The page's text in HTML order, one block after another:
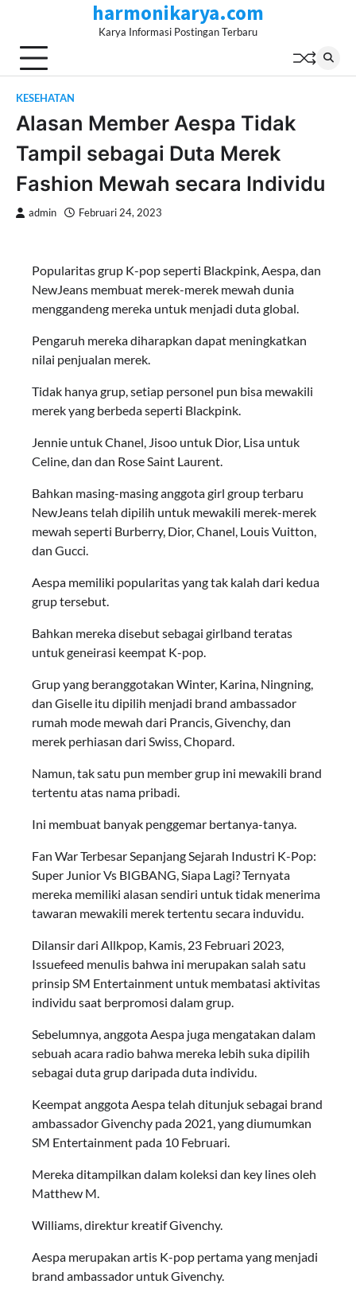
content
harmonikarya.com
Karya Informasi Postingan Terbaru
KESEHATAN
Alasan Member Aespa Tidak
Tampil sebagai Duta Merek
Fashion Mewah secara Individu
admin Februari 24, 2023
Popularitas grup K-pop seperti Blackpink, Aespa, dan
NewJeans membuat merek-merek mewah dunia
menggandeng mereka untuk menjadi duta global.
Pengaruh mereka diharapkan dapat meningkatkan
nilai penjualan merek.
Tidak hanya grup, setiap personel pun bisa mewakili
merek yang berbeda seperti Blackpink.
Jennie untuk Chanel, Jisoo untuk Dior, Lisa untuk
Celine, dan dan Rose Saint Laurent.
Bahkan masing-masing anggota girl group terbaru
NewJeans telah dipilih untuk mewakili merek-merek
mewah seperti Burberry, Dior, Chanel, Louis Vuitton,
dan Gucci.
Aespa memiliki popularitas yang tak kalah dari kedua
grup tersebut.
Bahkan mereka disebut sebagai girlband teratas
untuk geneirasi keempat K-pop.
Grup yang beranggotakan Winter, Karina, Ningning,
dan Giselle itu dipilih menjadi brand ambassador
rumah mode mewah dari Prancis, Givenchy, dan
merek perhiasan dari Swiss, Chopard.
Namun, tak satu pun member grup ini mewakili brand
tertentu atas nama pribadi.
Ini membuat banyak penggemar bertanya-tanya.
Fan War Terbesar Sepanjang Sejarah Industri K-Pop:
Super Junior Vs BIGBANG, Siapa Lagi? Ternyata
mereka memiliki alasan sendiri untuk tidak menerima
tawaran mewakili merek tertentu secara induvidu.
Dilansir dari Allkpop, Kamis, 23 Februari 2023,
Issuefeed menulis bahwa ini merupakan salah satu
prinsip SM Entertainment untuk membatasi aktivitas
individu saat berpromosi dalam grup.
Sebelumnya, anggota Aespa juga mengatakan dalam
sebuah acara radio bahwa mereka lebih suka dipilih
sebagai duta grup daripada duta individu.
Keempat anggota Aespa telah ditunjuk sebagai brand
ambassador Givenchy pada 2021, yang diumumkan
SM Entertainment pada 10 Februari.
Mereka ditampilkan dalam koleksi dan key lines oleh
Matthew M.
Williams, direktur kreatif Givenchy.
Aespa merupakan artis K-pop pertama yang menjadi
brand ambassador untuk Givenchy.